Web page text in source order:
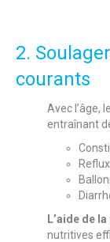
2.
courants
Avec l’âge,
entraînant
L’aide de
nutritives